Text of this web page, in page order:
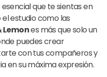
que te sientas en
estudio como las
Lemones más que solo un
puedes crear
con tus compañeros y
en su máxima expresión.